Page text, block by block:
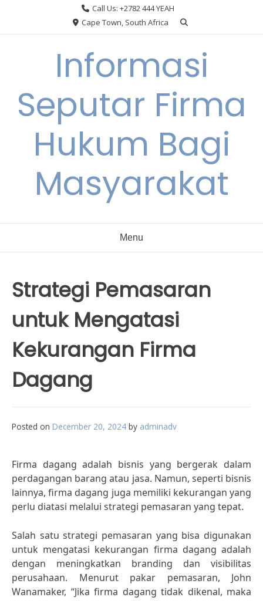
Call Us: +2782 444 YEAH
Cape Town, South Africa
Informasi
Seputar Firma
Hukum Bagi
Masyarakat
Menu
Strategi Pemasaran
untuk Mengatasi
Kekurangan Firma
Dagang
Posted on December 20, 2024 by adminadv
Firma dagang adalah bisnis yang bergerak dalam
perdagangan barang atau jasa. Namun, seperti bisnis
lainnya, firma dagang juga memiliki kekurangan yang
perlu diatasi melalui strategi pemasaran yang tepat.
Salah satu strategi pemasaran yang bisa digunakan
untuk mengatasi kekurangan firma dagang adalah
dengan meningkatkan branding dan visibilitas
perusahaan. Menurut pakar pemasaran, John
Wanamaker, “Jika firma dagang tidak dikenal, maka